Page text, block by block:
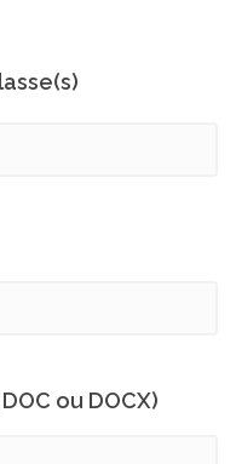
ou DOCX)